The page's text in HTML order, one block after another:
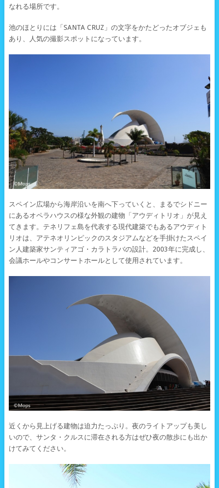
なれる場所です。
池のほとりには「SANTA CRUZ」の文字をかたどったオブジェも
あり、人気の撮影スポットになっています。
スペイン広場から海岸沿いを南へ下っていくと、まるでシドニー
にあるオペラハウスの様な外観の建物「アウディトリオ」が見え
てきます。テネリフェ島を代表する現代建築でもあるアウディト
リオは、アテネオリンピックのスタジアムなどを手掛けたスペイ
ン人建築家サンティアゴ・カラトラバの設計。2003年に完成し、
会議ホールやコンサートホールとして使用されています。
近くから見上げる建物は迫力たっぷり。夜のライトアップも美し
いので、サンタ・クルスに滞在される方はぜひ夜の散歩にも出か
けてみてください。